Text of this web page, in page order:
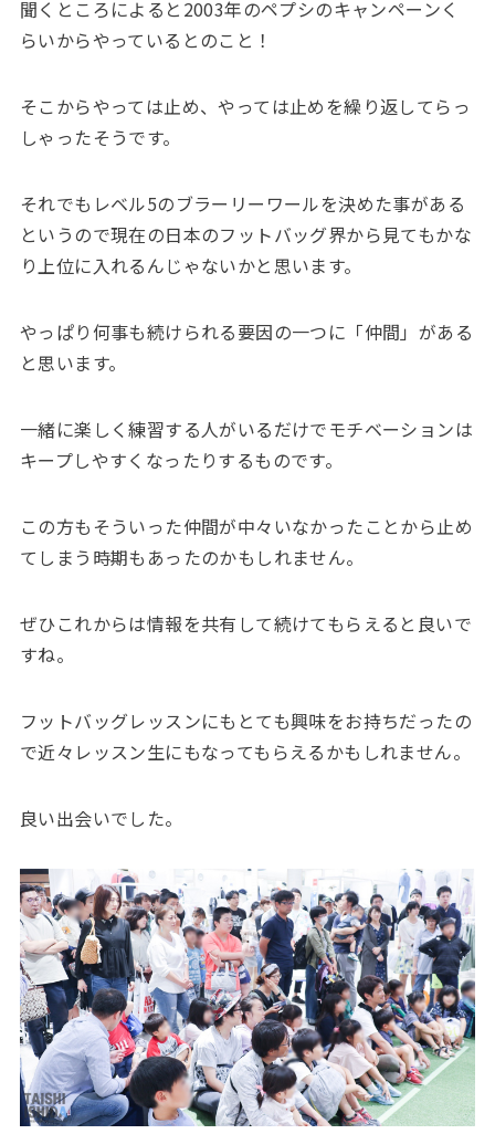
聞くところによると2003年のペプシのキャンペーンく
らいからやっているとのこと！
そこからやっては止め、やっては止めを繰り返してらっ
しゃったそうです。
それでもレベル5のブラーリーワールを決めた事がある
というので現在の日本のフットバッグ界から見てもかな
り上位に入れるんじゃないかと思います。
やっぱり何事も続けられる要因の一つに「仲間」がある
と思います。
一緒に楽しく練習する人がいるだけでモチベーションは
キープしやすくなったりするものです。
この方もそういった仲間が中々いなかったことから止め
てしまう時期もあったのかもしれません。
ぜひこれからは情報を共有して続けてもらえると良いで
すね。
フットバッグレッスンにもとても興味をお持ちだったの
で近々レッスン生にもなってもらえるかもしれません。
良い出会いでした。